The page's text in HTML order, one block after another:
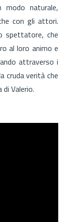
modo naturale,
con gli attori.
spettatore, che
al loro animo e
attraverso i
cruda verità che
Valerio.